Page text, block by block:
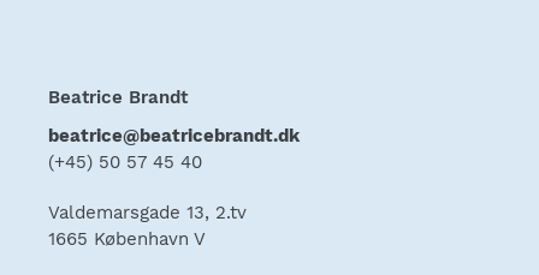
Beatrice Brandt
beatrice@beatricebrandt.dk
(+45) 50 57 45 40
Valdemarsgade 13, 2.tv
1665 København V